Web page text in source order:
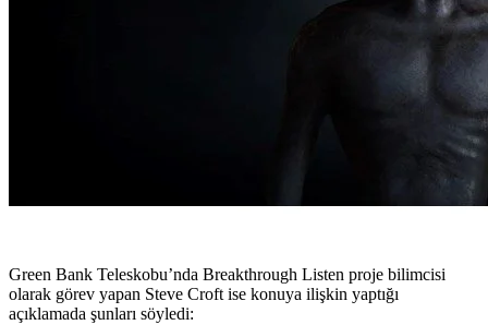
Green Bank Teleskobu’nda Breakthrough Listen proje bilimcisi
olarak görev yapan Steve Croft ise konuya ilişkin yaptığı
açıklamada şunları söyledi: